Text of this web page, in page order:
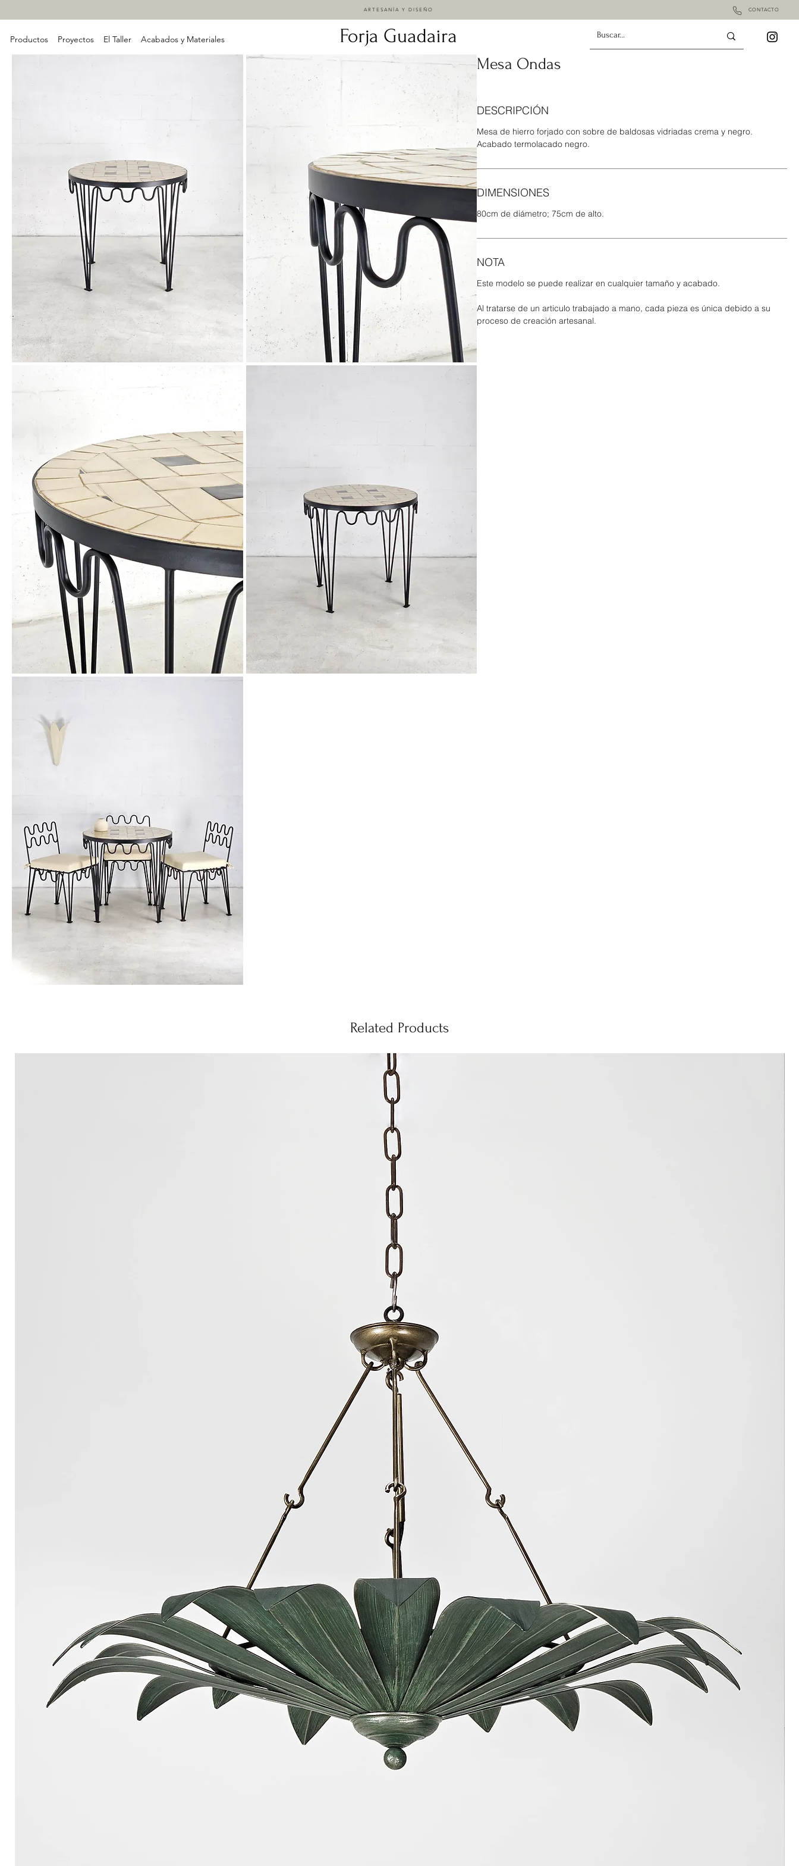
ARTESANÍA Y DISEÑO CONTACTO
Productos Proyectos El Taller Acabados y Materiales
Mesa Ondas
DESCRIPCIÓN
Mesa de hierro forjado con sobre de baldosas vidriadas crema y negro.
Acabado termolacado negro.
DIMENSIONES
80cm de diámetro; 75cm de alto.
NOTA
Este modelo se puede realizar en cualquier tamaño y acabado.
Al tratarse de un articulo trabajado a mano, cada pieza es única debido a su
proceso de creación artesanal.
Related Products